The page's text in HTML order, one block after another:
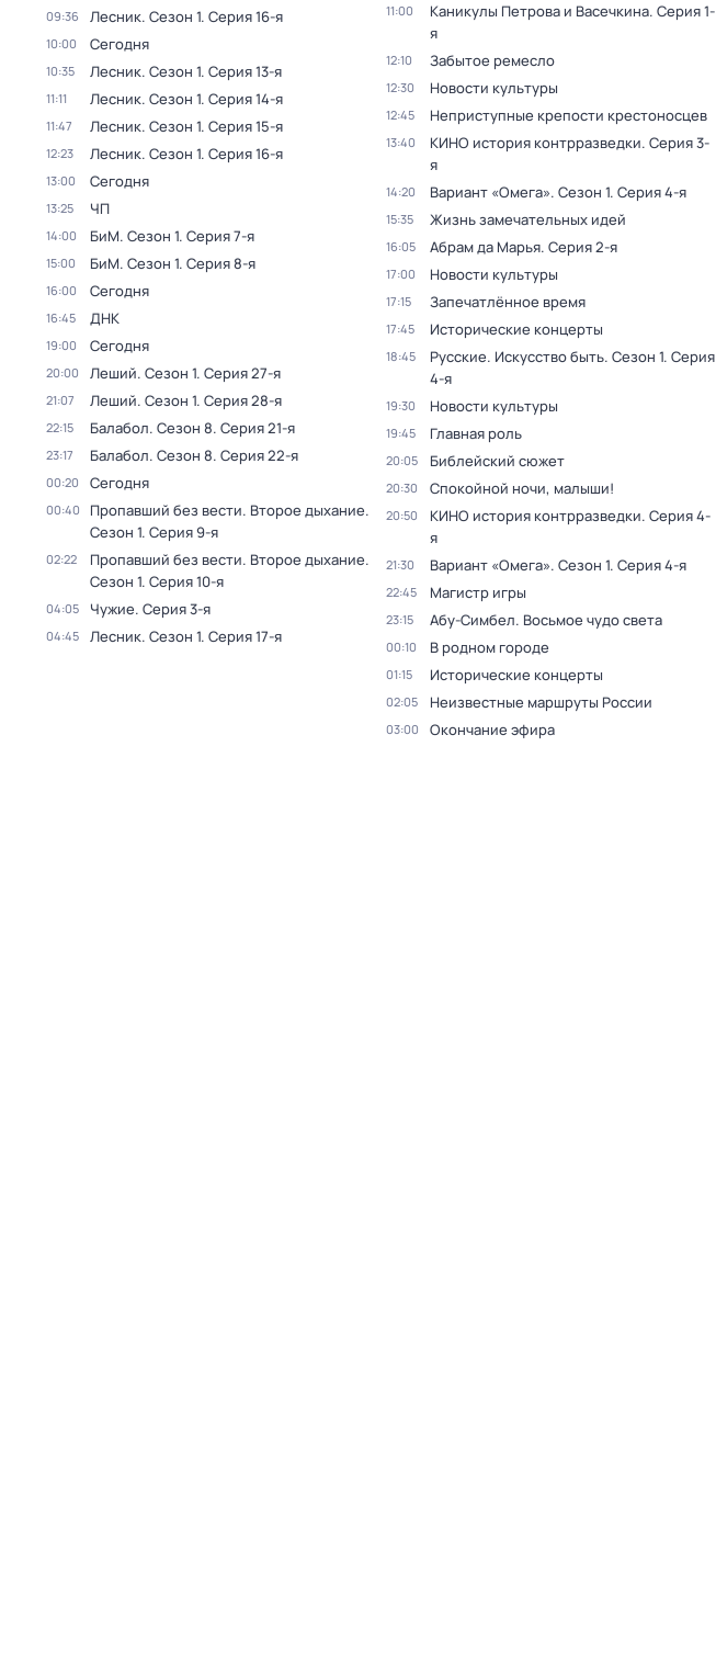
09:36 Лесник. Сезон 1. Серия 16-я
10:00 Сегодня
10:35 Лесник. Сезон 1. Серия 13-я
11:11 Лесник. Сезон 1. Серия 14-я
11:47 Лесник. Сезон 1. Серия 15-я
12:23 Лесник. Сезон 1. Серия 16-я
13:00 Сегодня
13:25 ЧП
14:00 БиМ. Сезон 1. Серия 7-я
15:00 БиМ. Сезон 1. Серия 8-я
16:00 Сегодня
16:45 ДНК
19:00 Сегодня
20:00 Леший. Сезон 1. Серия 27-я
21:07 Леший. Сезон 1. Серия 28-я
22:15 Балабол. Сезон 8. Серия 21-я
23:17 Балабол. Сезон 8. Серия 22-я
00:20 Сегодня
00:40 Пропавший без вести. Второе дыхание.
Сезон 1. Серия 9-я
02:22 Пропавший без вести. Второе дыхание.
Сезон 1. Серия 10-я
04:05 Чужие. Серия 3-я
04:45 Лесник. Сезон 1. Серия 17-я
11:00 Каникулы Петрова и Васечкина. Серия 1-
я
12:10 Забытое ремесло
12:30 Новости культуры
12:45 Неприступные крепости крестоносцев
13:40 КИНО история контрразведки. Серия 3-
я
14:20 Вариант «Омега». Сезон 1. Серия 4-я
15:35 Жизнь замечательных идей
16:05 Абрам да Марья. Серия 2-я
17:00 Новости культуры
17:15 Запечатлённое время
17:45 Исторические концерты
18:45 Русские. Искусство быть. Сезон 1. Серия
4-я
19:30 Новости культуры
19:45 Главная роль
20:05 Библейский сюжет
20:30 Спокойной ночи, малыши!
20:50 КИНО история контрразведки. Серия 4-
я
21:30 Вариант «Омега». Сезон 1. Серия 4-я
22:45 Магистр игры
23:15 Абу-Симбел. Восьмое чудо света
00:10 В родном городе
01:15 Исторические концерты
02:05 Неизвестные маршруты России
03:00 Окончание эфира